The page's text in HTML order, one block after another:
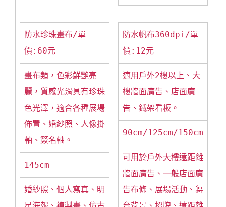
防水珍珠畫布/單
價:60元
畫布類，色彩鮮艷亮
麗，質感光滑具有珍珠
色光澤，適合各種展場
佈置、婚紗照、人像掛
軸、簽名軸。
145cm
婚紗照、個人寫真、明
防水帆布360dpi/單
價:12元
適用戶外2樓以上、大
樓牆面廣告、店面廣
告、鐵架看板。
90cm/125cm/150cm
可用於戶外大樓遠距離
牆面廣告、一般店面廣
告布條、展場活動、舞